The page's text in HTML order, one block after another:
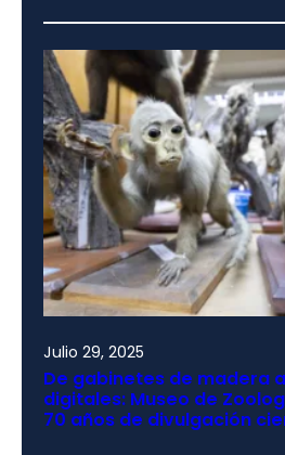
Julio 29, 2025
De gabinetes de madera
digitales: Museo de
70 años de divulgación